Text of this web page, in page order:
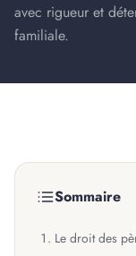
avec rigueur et
familiale.
Sommaire
Le droit des